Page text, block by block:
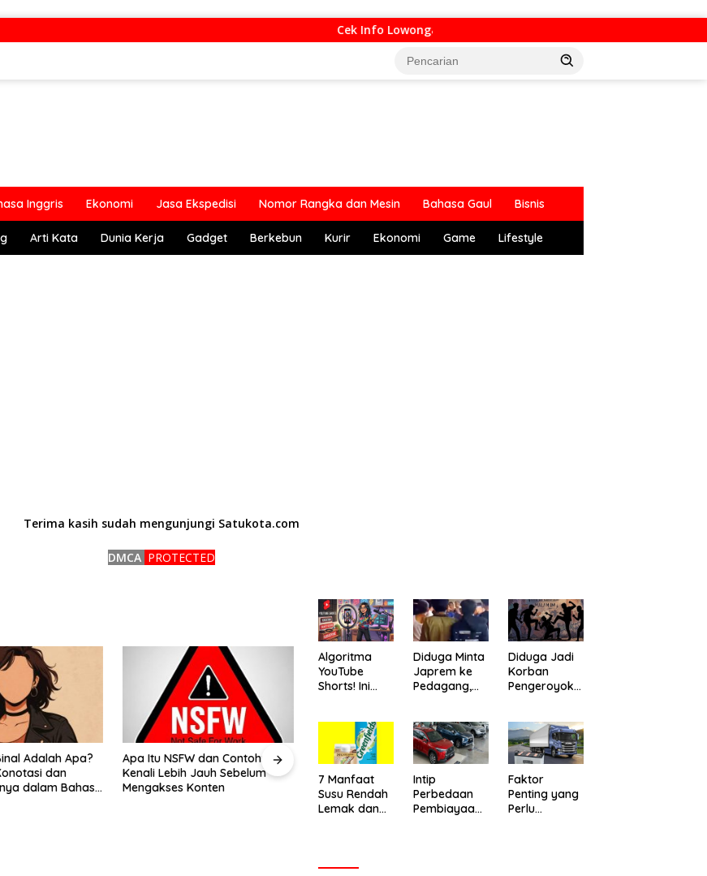
Cek Info Lowongan Kerja di Bandung Raya Update Hari Ini
Inggris Ekonomi Jasa Ekspedisi Nomor Rangka dan Mesin Bahasa Gaul Bisnis
Arti Kata Dunia Kerja Gadget Berkebun Kurir Ekonomi Game Lifestyle
Terima kasih sudah mengunjungi Satukota.com
DMCA PROTECTED
dan Contohnya?
Sebelum
Apa yang Dimaksud dengan
Barang Ready Stock dalam
Jual Beli Online?
Apa Itu Maksud Top Up Game?
Ini Penjelasannya
Apa itu Light Saber? Apa
Penyebab Light Saber? Marak
Kasus Light Saber di Layar HP
Samsung, Netizen Keluhkan
Garansi dan Layanan di
Algoritma
YouTube
Shorts! Ini
Video Baru
Menemukan
Audiens yang
Tepat
Diduga Minta
Japrem ke
Pedagang,
Warga di
Leuwigajah
Cimahi
Diduga Jadi
Korban
Pengeroyoka
Meninggal
Setelah Dua
Hari Dirawat
7 Manfaat
Susu Rendah
Lemak dan
Intip
Perbedaan
Pembiayaan
Faktor
Penting yang
Perlu